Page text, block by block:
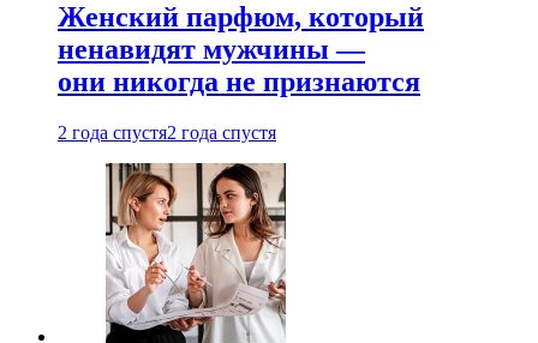
Женский парфюм, который
ненавидят мужчины —
они никогда не признаются
2 года спустя2 года спустя